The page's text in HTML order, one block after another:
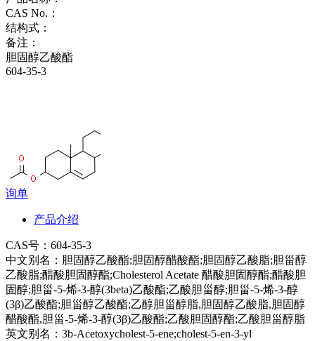
CAS No.：
结构式：
备注：
胆固醇乙酸酯
604-35-3
询单
产品介绍
CAS号： 604-35-3
中文别名： 胆固醇乙酸酯;胆固醇醋酸酯;胆固醇乙酸脂;胆甾醇
乙酸脂;醋酸胆固醇酯;Cholesterol Acetate 醋酸胆固醇酯;醋酸胆
固醇;胆甾-5-烯-3-醇(3beta)乙酸酯;乙酸胆甾醇;胆甾-5-烯-3-醇
(3β)乙酸酯;胆甾醇乙酸酯;乙醇胆甾醇脂,胆固醇乙酸脂,胆固醇
醋酸酯,胆甾-5-烯-3-醇(3β)乙酸酯;乙酸胆固醇酯;乙酸胆甾醇脂
英文别名： 3b-Acetoxycholest-5-ene;cholest-5-en-3-yl